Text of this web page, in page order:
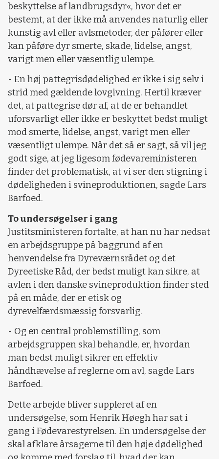
beskyttelse af landbrugsdyr«, hvor det er
bestemt, at der ikke må anvendes naturlig eller
kunstig avl eller avlsmetoder, der påfører eller
kan påføre dyr smerte, skade, lidelse, angst,
varigt men eller væsentlig ulempe.
- En høj pattegrisdødelighed er ikke i sig selv i
strid med gældende lovgivning. Hertil kræver
det, at pattegrise dør af, at de er behandlet
uforsvarligt eller ikke er beskyttet bedst muligt
mod smerte, lidelse, angst, varigt men eller
væsentligt ulempe. Når det så er sagt, så vil jeg
godt sige, at jeg ligesom fødevareministeren
finder det problematisk, at vi ser den stigning i
dødeligheden i svineproduktionen, sagde Lars
Barfoed.
To undersøgelser i gang
Justitsministeren fortalte, at han nu har nedsat
en arbejdsgruppe på baggrund af en
henvendelse fra Dyreværnsrådet og det
Dyreetiske Råd, der bedst muligt kan sikre, at
avlen i den danske svineproduktion finder sted
på en måde, der er etisk og
dyrevelfærdsmæssig forsvarlig.
- Og en central problemstilling, som
arbejdsgruppen skal behandle, er, hvordan
man bedst muligt sikrer en effektiv
håndhævelse af reglerne om avl, sagde Lars
Barfoed.
Dette arbejde bliver suppleret af en
undersøgelse, som Henrik Høegh har sat i
gang i Fødevarestyrelsen. En undersøgelse der
skal afklare årsagerne til den høje dødelighed